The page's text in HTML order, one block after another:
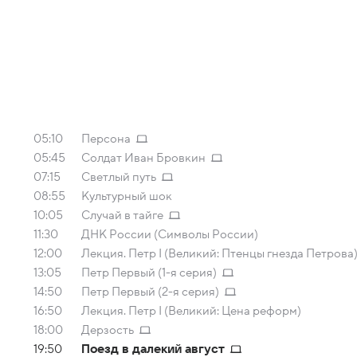
05:10
Персона
05:45
Солдат Иван Бровкин
07:15
Светлый путь
08:55
Культурный шок
10:05
Случай в тайге
11:30
ДНК России (Символы России)
12:00
Лекция. Петр I (Великий: Птенцы гнезда Петрова)
13:05
Петр Первый (1-я серия)
14:50
Петр Первый (2-я серия)
16:50
Лекция. Петр I (Великий: Цена реформ)
18:00
Дерзость
19:50
Поезд в далекий август